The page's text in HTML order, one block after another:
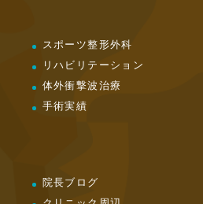
スポーツ整形外科
リハビリテーション
体外衝撃波治療
手術実績
院長ブログ